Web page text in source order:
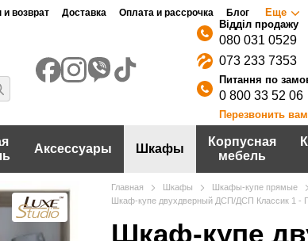
возврат Доставка Оплата и рассрочка Блог Еще
080 031 0529
073 233 7353
0 800 33 52 06
Перезвонить
Аксессуары Шкафы
Корпусная
мебель
Главная Шкафы Шкафы-купе прямые
Шкаф-купе двухдверный ДСП/ДСП Классик 1 -
Шкаф-купе